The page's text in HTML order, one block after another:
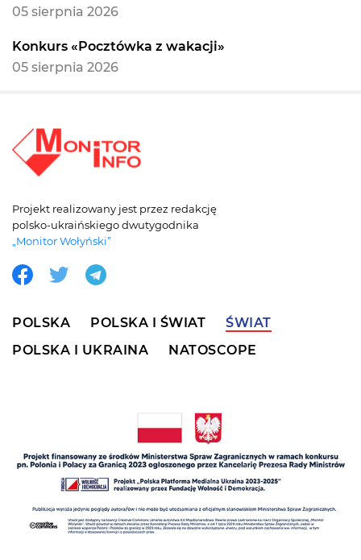
05 sierpnia 2026
Konkurs «Pocztówka z wakacji»
05 sierpnia 2026
Projekt realizowany jest przez redakcję
polsko-ukraińskiego dwutygodnika
„Monitor Wołyński”
POLSKA POLSKA I ŚWIAT
ŚWIAT
POLSKA I UKRAINA
NATOSCOPE